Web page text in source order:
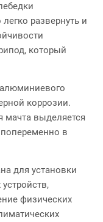
развернуть и
который
коррозии.
мачта выделяется
в
для установки
физических